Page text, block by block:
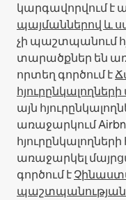
կարգավորվում է
պայմաններով և
չի պաշտպանում
տարածքներ են
որտեղ գործում է
այն
առաջարկում
առաջարկել
գործում է
պաշտպանության